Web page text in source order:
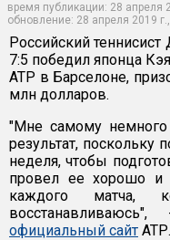
время публикации: 28 апреля
обновление: 28 апреля 2019
Российский
7:5 победил японца
ATP в Барселоне,
млн долларов.
"Мне самому немного
результат, поскольку
неделя, чтобы
провел ее хорошо и
каждого матча,
официальный сайт АТР.